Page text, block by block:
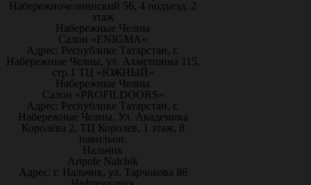
Набережночелнинский 56, 4 подъезд, 2
этаж
Набережные Челны
Салон «ENIGMA»
Адрес: Республике Татарстан, г.
Набережные Челны, ул. Ахметшина 115,
стр.1 ТЦ «ЮЖНЫЙ»
Набережные Челны
Салон «PROFILDOORS»
Адрес: Республике Татарстан, г.
Набережные Челны, Ул. Академика
Королёва 2, ТЦ Королев, 1 этаж, 8
павильон.
Нальчик
Artpole Nalchik
Адрес: г. Нальчик, ул. Тарчокова 86